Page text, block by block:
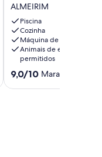
The
Paradise
in
Portugal
ALMEIRIM
ALMEIRIM
Piscina
Cozinha
Máquina de lavar roupa
Animais de estimação
permitidos
Pontuação
9,0/10 Maravilhoso